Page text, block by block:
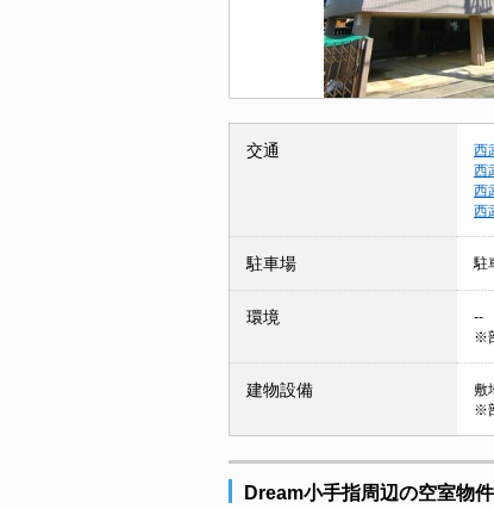
交通 西
西
西
西
駐車場 駐
環境
--
※
建物設備
敷
※
Dream小手指周辺の空室物件